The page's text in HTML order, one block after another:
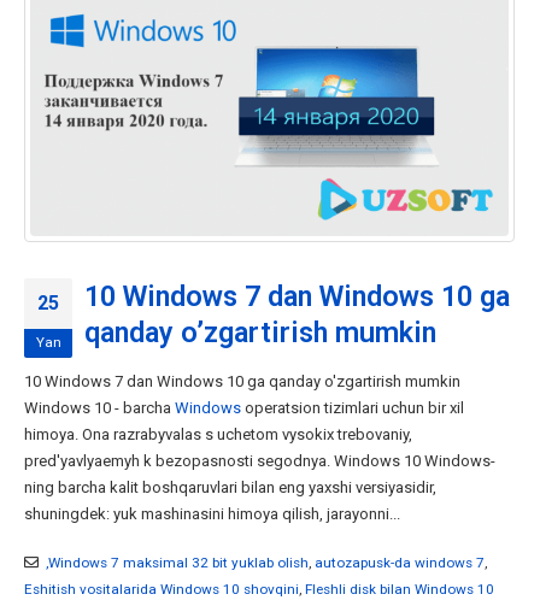
25
Yan
10 Windows 7 dan Windows 10 ga
qanday o’zgartirish mumkin
10 Windows 7 dan Windows 10 ga qanday o'zgartirish mumkin
Windows 10 - barcha Windows operatsion tizimlari uchun bir xil
himoya. Ona razrabyvalas s uchetom vysokix trebovaniy,
pred'yavlyaemyh k bezopasnosti segodnya. Windows 10 Windows-
ning barcha kalit boshqaruvlari bilan eng yaxshi versiyasidir,
shuningdek: yuk mashinasini himoya qilish, jarayonni...
,Windows 7 maksimal 32 bit yuklab olish, autozapusk-da windows 7,
Eshitish vositalarida Windows 10 shovqini, Fleshli disk bilan Windows 10